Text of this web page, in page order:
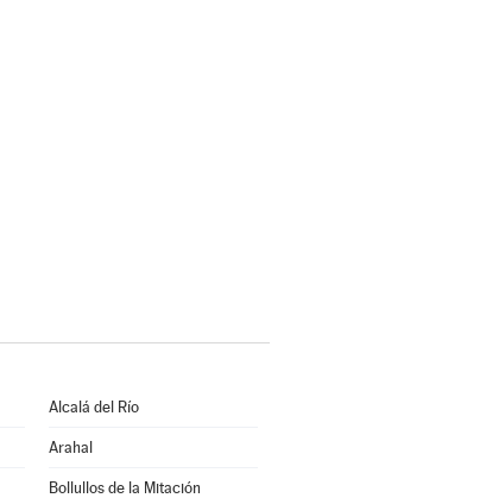
Alcalá del Río
Arahal
Bollullos de la Mitación